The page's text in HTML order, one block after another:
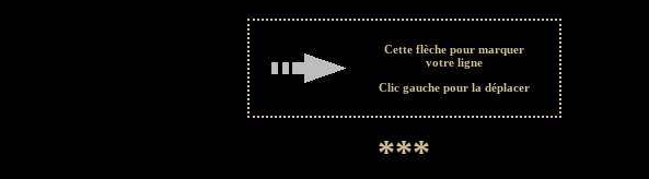
Cette flèche pour marquer
votre ligne
Clic gauche pour la déplacer
***